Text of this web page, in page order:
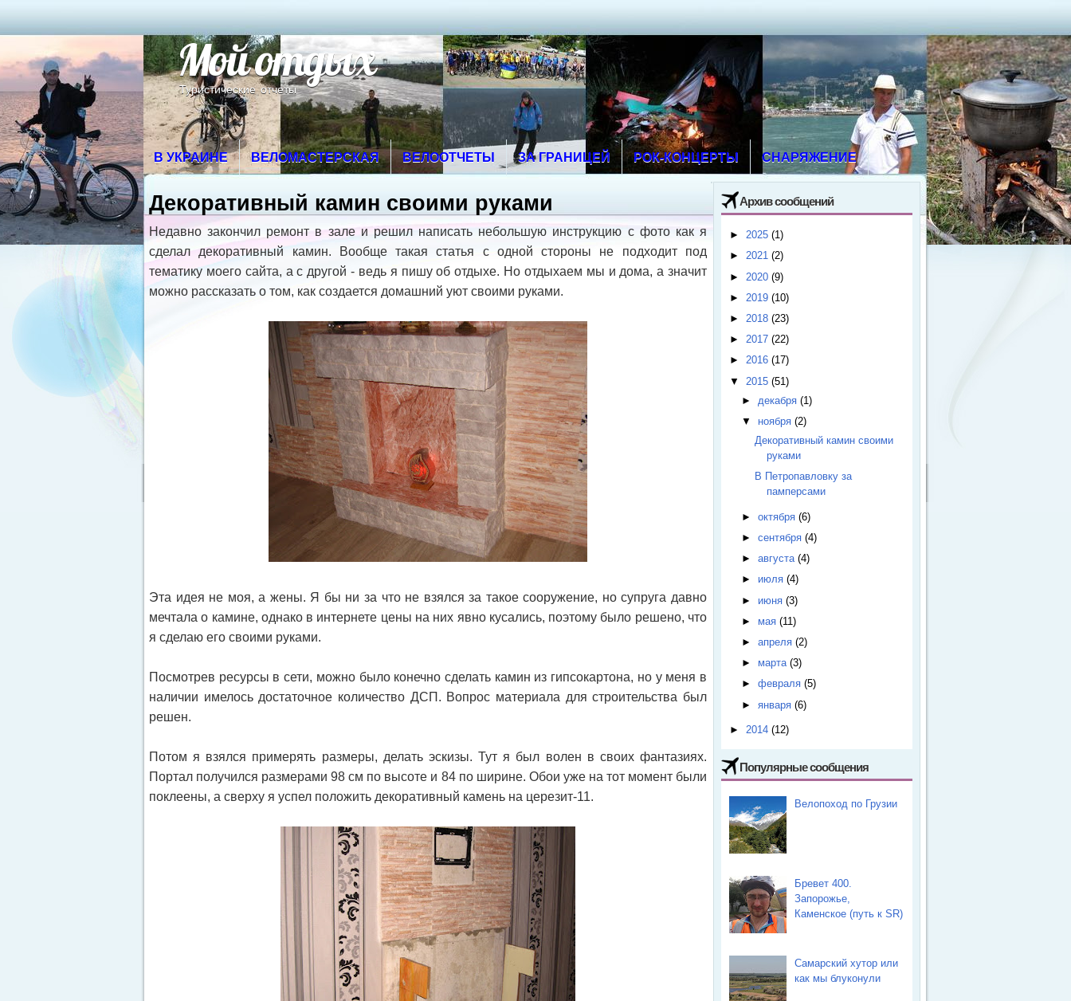
Мой отдых
Туристические отчеты
В УКРАИНЕ ВЕЛОМАСТЕРСКАЯ ВЕЛООТЧЕТЫ ЗА ГРАНИЦЕЙ РОК-КОНЦЕРТЫ СНАРЯЖЕНИЕ
Декоративный камин своими руками
Недавно закончил ремонт в зале и решил написать небольшую инструкцию с фото как я
сделал декоративный камин. Вообще такая статья с одной стороны не подходит под
тематику моего сайта, а с другой - ведь я пишу об отдыхе. Но отдыхаем мы и дома, а значит
можно рассказать о том, как создается домашний уют своими руками.
Эта идея не моя, а жены. Я бы ни за что не взялся за такое сооружение, но супруга давно
мечтала о камине, однако в интернете цены на них явно кусались, поэтому было решено, что
я сделаю его своими руками.
Посмотрев ресурсы в сети, можно было конечно сделать камин из гипсокартона, но у меня в
наличии имелось достаточное количество ДСП. Вопрос материала для строительства был
решен.
Потом я взялся примерять размеры, делать эскизы. Тут я был волен в своих фантазиях.
Портал получился размерами 98 см по высоте и 84 по ширине. Обои уже на тот момент были
поклеены, а сверху я успел положить декоративный камень на церезит-11.
Архив сообщений
► 2025 (1)
► 2021 (2)
► 2020 (9)
► 2019 (10)
► 2018 (23)
► 2017 (22)
► 2016 (17)
▼
2015 (51)
► декабря (1)
▼
ноября (2)
Декоративный камин своими
руками
В Петропавловку за
памперсами
►октября (6)
►сентября (4)
►августа (4)
► июля (4)
► июня (3)
► мая (11)
►апреля (2)
► марта (3)
►февраля (5)
►января (6)
► 2014 (12)
Популярные сообщения
Велопоход по Грузии
Бревет 400.
Запорожье,
Каменское (путь к SR)
Самарский хутор или
как мы блуконули